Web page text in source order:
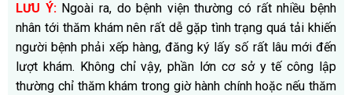
LƯU Ý: Ngoài ra, do bệnh viện thường có rất nhiều bệnh
nhân tới thăm khám nên rất dễ gặp tình trạng quá tải khiến
người bệnh phải xếp hàng, đăng ký lấy số rất lâu mới đến
lượt khám. Không chỉ vậy, phần lớn cơ sở y tế công lập
thường chỉ thăm khám trong giờ hành chính hoặc nếu thăm